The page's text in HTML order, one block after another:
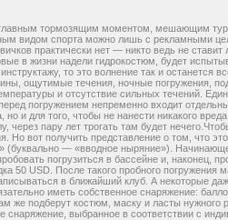
тормозящим моментом, мешающим
видом спорта можно лишь с рекламными
практически нет — никто ведь не
в жизни надели гидрокостюм, будет
то это волнение так и останется
ощутимые течения, ночные погружения,
и отсутствие сильных течений.
погружением непременно входит
но и для того, чтобы не нанести никакого
пару лет трогать там будет
Но вот получить представление о том, что
(буквально — «вводное ныряние»).
погрузиться в бассейне и, наконец,
50 USD. После такого пробного погружения
в ближайший клуб. А некоторые
иметь собственное снаряжение:
же подберут костюм, маску и ласты
снаряжение, выбранное в соответствии с